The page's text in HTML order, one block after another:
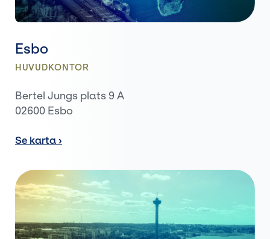
Esbo
HUVUDKONTOR
Bertel Jungs plats 9 A
02600 Esbo
Se karta